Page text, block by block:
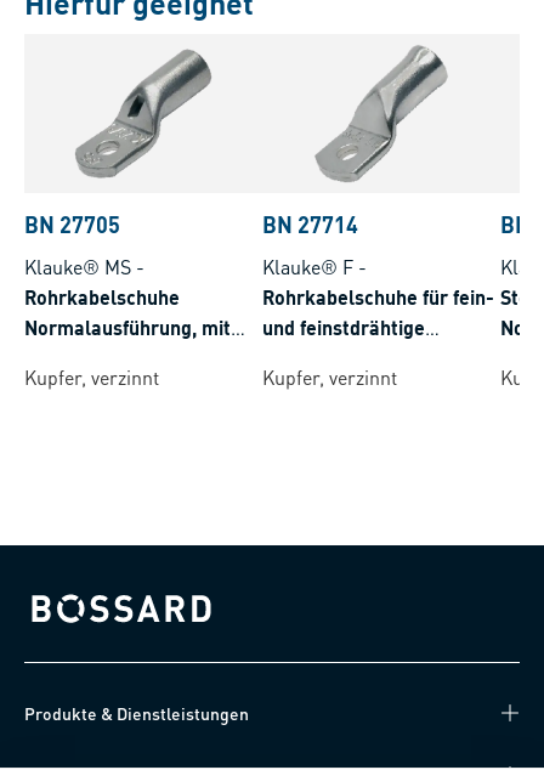
BN 27705
Klauke® MS -
Rohrkabelschuhe
Normalausführung, mit
Kupfer, verzinnt
BN 27714
Klauke® F -
Rohrkabelschuhe für fein-
und feinstdrähtige
Kupfer, verzinnt
BN
Bossard homepage
Produkte & Dienstleistungen